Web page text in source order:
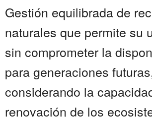
Gestión equilibrada de
naturales que permite su
sin comprometer la
para generaciones
considerando la
renovación de los